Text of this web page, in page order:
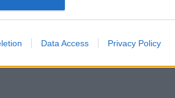
Data Access Privacy Policy